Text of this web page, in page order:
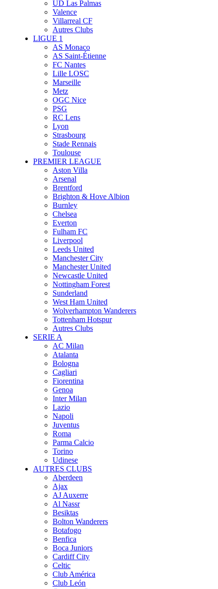
UD Las Palmas
Valence
Villarreal CF
Autres Clubs
LIGUE 1
AS Monaco
AS Saint-Étienne
FC Nantes
Lille LOSC
Marseille
Metz
OGC Nice
PSG
RC Lens
Lyon
Strasbourg
Stade Rennais
Toulouse
PREMIER LEAGUE
Aston Villa
Arsenal
Brentford
Brighton & Hove Albion
Burnley
Chelsea
Everton
Fulham FC
Liverpool
Leeds United
Manchester City
Manchester United
Newcastle United
Nottingham Forest
Sunderland
West Ham United
Wolverhampton Wanderers
Tottenham Hotspur
Autres Clubs
SERIE A
AC Milan
Atalanta
Bologna
Cagliari
Fiorentina
Genoa
Inter Milan
Lazio
Napoli
Juventus
Roma
Parma Calcio
Torino
Udinese
AUTRES CLUBS
Aberdeen
Ajax
AJ Auxerre
Al Nassr
Besiktas
Bolton Wanderers
Botafogo
Benfica
Boca Juniors
Cardiff City
Celtic
Club América
Club León